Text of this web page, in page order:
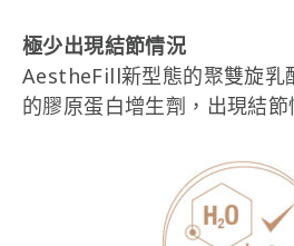
極少出現結節情況
AestheFill新型態的聚雙旋乳
的膠原蛋白增生劑，出現結節